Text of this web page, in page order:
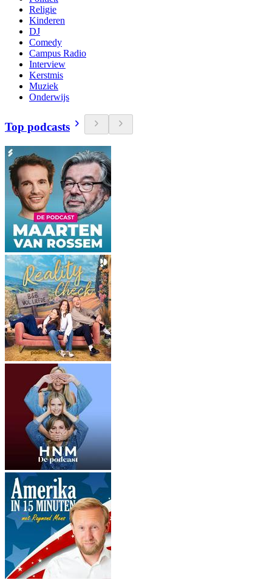
Religie
Kinderen
DJ
Comedy
Campus Radio
Interview
Kerstmis
Muziek
Onderwijs
Top podcasts